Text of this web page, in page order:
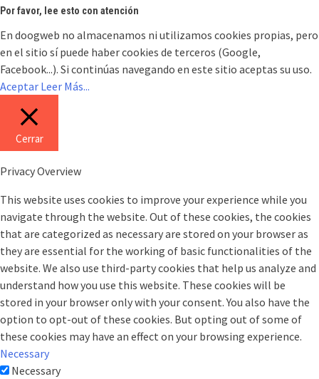
Por favor, lee esto con atención
En doogweb no almacenamos ni utilizamos cookies propias, pero
en el sitio sí puede haber cookies de terceros (Google,
Facebook...). Si continúas navegando en este sitio aceptas su uso.
Aceptar Leer Más...
Cerrar
Privacy Overview
This website uses cookies to improve your experience while you
navigate through the website. Out of these cookies, the cookies
that are categorized as necessary are stored on your browser as
they are essential for the working of basic functionalities of the
website. We also use third-party cookies that help us analyze and
understand how you use this website. These cookies will be
stored in your browser only with your consent. You also have the
option to opt-out of these cookies. But opting out of some of
these cookies may have an effect on your browsing experience.
Necessary
Necessary